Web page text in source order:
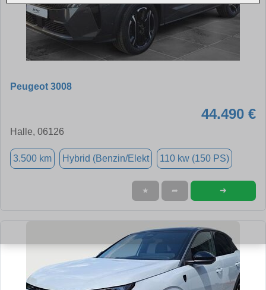
Peugeot 3008
44.490 €
Halle, 06126
3.500 km Hybrid (Benzin/Elekt 110 kw (150 PS)
★ ➦ ➜